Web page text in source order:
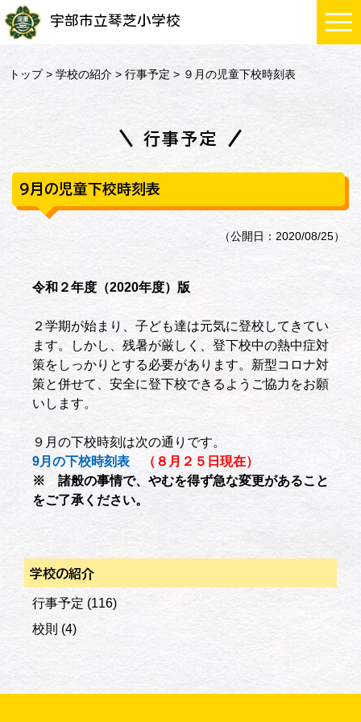
宇部市立琴芝小学校
トップ>学校の紹介 >行事予定 > ９月の児童下校時刻表
行事予定
９月の児童下校時刻表
（公開日：2020/08/25）
令和２年度（2020年度）版
２学期が始まり、子ども達は元気に登校してきてい
ます。しかし、残暑が厳しく、登下校中の熱中症対
策をしっかりとする必要があります。新型コロナ対
策と併せて、安全に登下校できるようご協力をお願
いします。
９月の下校時刻は次の通りです。
9月の下校時刻表
（８月２５日現在）
※ 諸般の事情で、やむを得ず急な変更があること
をご了承ください。
学校の紹介
行事予定 (116)
校則 (4)